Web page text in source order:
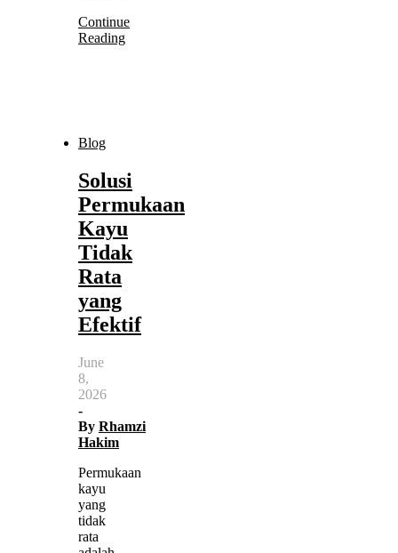
Continue
Reading
Blog
Solusi
Permukaan
Kayu
Tidak
Rata
yang
Efektif
June
8,
2026
-
By Rhamzi
Hakim
Permukaan
kayu
yang
tidak
rata